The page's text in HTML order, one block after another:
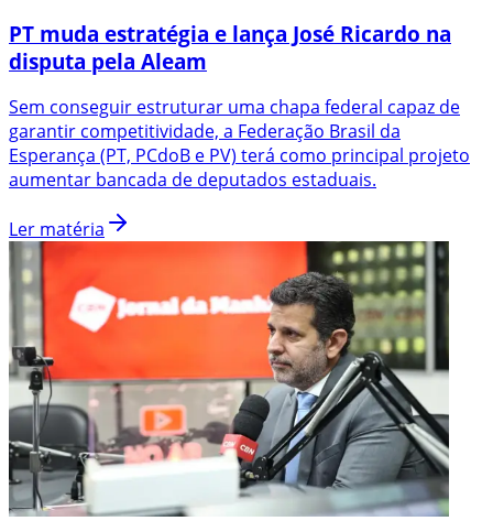
PT muda estratégia e lança José Ricardo na
disputa pela Aleam
Sem conseguir estruturar uma chapa federal capaz de
garantir competitividade, a Federação Brasil da
Esperança (PT, PCdoB e PV) terá como principal projeto
aumentar bancada de deputados estaduais.
Ler matéria